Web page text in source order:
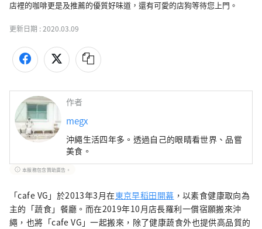
店裡的咖啡更是及推薦的優質好味道，還有可愛的店狗等待您上門。
更新日期 :2020.03.09
作者
megx
沖繩生活四年多。透過自己的眼睛看世界、品嘗
美食。
本服務包含贊助廣告。
「cafe VG」於2013年3月在東京早稻田開幕 ，以素食健康取向為
主的「蔬食」餐廳。而在2019年10月店長羅利一償宿願搬來沖
繩，也將「cafe VG」一起搬來，除了健康蔬食外也提供高品質的